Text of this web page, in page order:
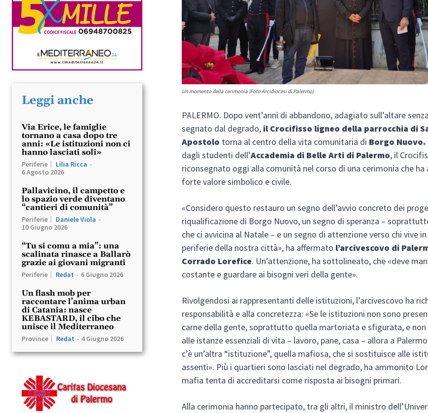
Leggi anche
Via Erice, le famiglie
tornano a casa dopo tre
anni: «Le istituzioni non ci
hanno lasciati soli»
Periferie Lilia Ricca -
6 Agosto 2026
Pallavicino, il campetto e
lo spazio verde diventano
“cantieri di comunità”
Periferie Daniele Viola -
10 Giugno 2026
“Tu si comu a mia”: una
scalinata rinasce a Ballarò
grazie ai giovani migranti
Periferie Redat - 6 Giugno 2026
Un flash mob per
raccontare l’anima urban
di Catania: nasce
KEBASTARD, il cibo che
unisce il Mediterraneo
Province Redat - 4 Giugno 2026
Un momento della cerimonia (Foto Arcidiocesi di Palermo)
PALERMO. Dopo vent’anni di abbandono, adagiato sull’altare
segnato dal degrado, il Crocifisso ligneo della parrocchia di
Apostolo torna al centro della vita comunitaria di Borgo Nuovo.
dagli studenti dell’Accademia di Belle Arti di Palermo, il
riconsegnato oggi alla comunità nel corso di una cerimonia che ha
forte valore simbolico e civile.
«Considero questo restauro un segno dell’avvio concreto dei
riqualificazione di Borgo Nuovo, un segno di speranza –
che ci avvicina al Natale – e un segno di attenzione verso chi vive
periferie della nostra città», ha affermato l’arcivescovo di
Corrado Lorefice. Un’attenzione, ha sottolineato, che «deve
costante e guardare ai bisogni veri della gente».
Rivolgendosi ai rappresentanti delle istituzioni, l’arcivescovo ha
responsabilità e alla concretezza: «Se le istituzioni non sono
carne della gente, soprattutto quella martoriata e sfigurata, e
alle istanze essenziali di vita – lavoro, pane, casa – allora a
c’è un’altra “istituzione”, quella mafiosa, che si sostituisce alle
assenti». Più i quartieri sono lasciati nel degrado, ha ammonito
mafia tenta di accreditarsi come risposta ai bisogni primari.
Alla cerimonia hanno partecipato, tra gli altri, il ministro